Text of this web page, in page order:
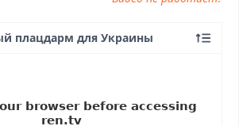
плацдарм для Украины